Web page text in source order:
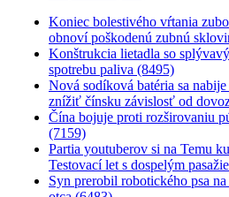
Koniec bolestivého vŕtania
obnoví poškodenú zubnú
Konštrukcia lietadla so
spotrebu paliva (8495)
Nová sodíková batéria sa
znížiť čínsku závislosť od
Čína bojuje proti rozširovaniu
(7159)
Partia youtuberov si na Temu
Testovací let s dospelým
Syn prerobil robotického psa